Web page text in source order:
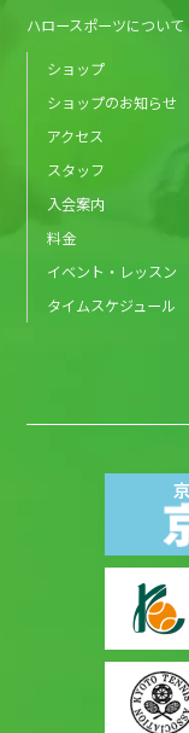
ハロースポーツについて
ショップ
ショップのお知らせ
アクセス
スタッフ
入会案内
料金
イベント・レッスン
タイムスケジュール